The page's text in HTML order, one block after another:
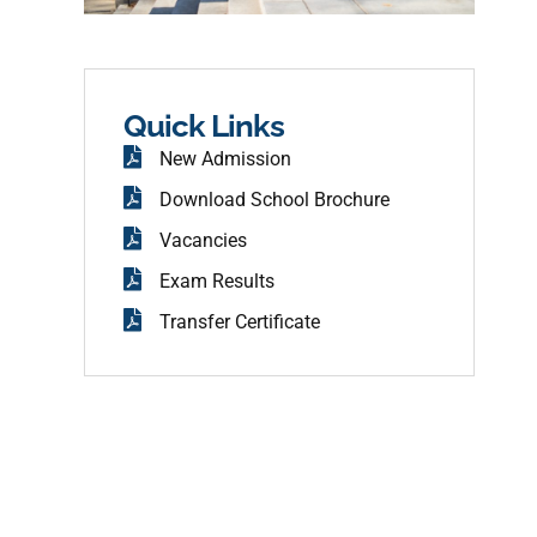
f
k
g
Quick Links
New Admission
Download School Brochure
Vacancies
Exam Results
Transfer Certificate